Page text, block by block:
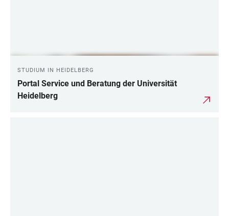
STUDIUM IN HEIDELBERG
Portal Service und Beratung der Universität
Heidelberg